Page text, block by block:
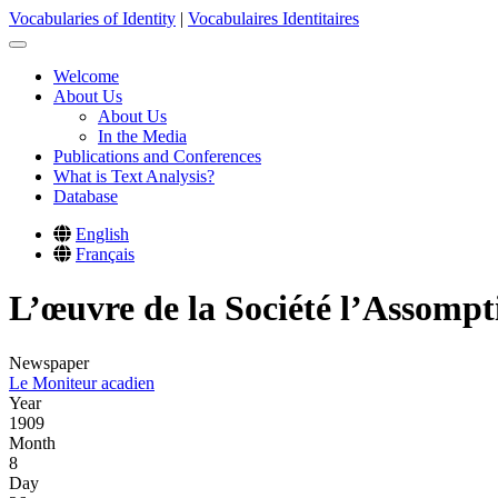
Skip
to
content
Vocabularies of Identity | Vocabulaires Identitaires
Main
Welcome
About Us
About Us
In the Media
Publications and Conferences
What is Text Analysis?
Database
English
Français
L’œuvre de la Société
Newspaper
Le Moniteur acadien
Year
1909
Month
8
Day